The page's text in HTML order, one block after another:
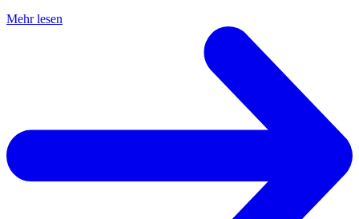
Mehr lesen